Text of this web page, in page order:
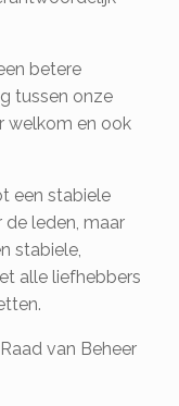
betere
tussen onze
welkom en ook
een stabiele
de leden, maar
stabiele,
alle liefhebbers
van Beheer